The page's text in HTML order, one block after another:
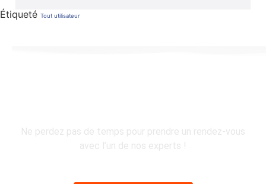
Étiqueté Tout utilisateur
Ne perdez pas de temps pour prendre un rendez-vous
avec l’un de nos experts !